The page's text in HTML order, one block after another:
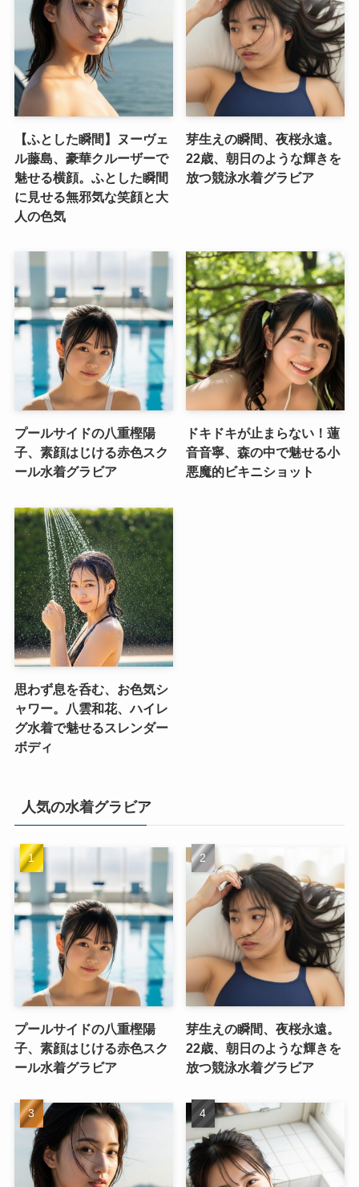
【ふとした瞬間】ヌーヴェ
ル藤島、豪華クルーザーで
魅せる横顔。ふとした瞬間
に見せる無邪気な笑顔と大
人の色気
芽生えの瞬間、夜桜永遠。
22歳、朝日のような輝きを
放つ競泳水着グラビア
プールサイドの八重樫陽
子、素顔はじける赤色スク
ール水着グラビア
ドキドキが止まらない！蓮
音音寧、森の中で魅せる小
悪魔的ビキニショット
思わず息を呑む、お色気シ
ャワー。八雲和花、ハイレ
グ水着で魅せるスレンダー
ボディ
人気の水着グラビア
プールサイドの八重樫陽
子、素顔はじける赤色スク
ール水着グラビア
芽生えの瞬間、夜桜永遠。
22歳、朝日のような輝きを
放つ競泳水着グラビア